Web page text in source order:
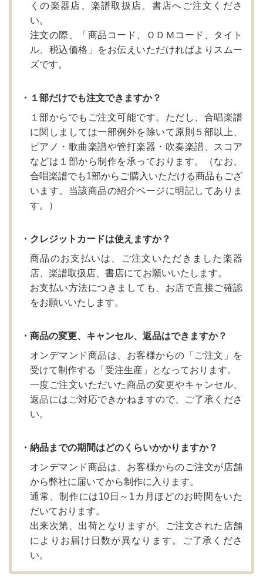
くの楽器店、楽譜取扱店、書店へご注文くださ
い。
注文の際、「商品コード、ＯＤＭコード、タイト
ル、税込価格」をお伝えいただければよりスムー
ズです。
・１部だけでも注文できますか？
１部からでもご注文可能です。ただし、合唱楽譜
に関しましては一部例外を除いて原則５部以上、
ピアノ・歌曲楽譜や管打楽器・吹奏楽譜、スコア
などは１部から制作を承っております。（なお、
合唱楽譜でも1部からご購入いただける商品もござ
います。当該商品の紹介ページに明記してありま
す。）
・クレジットカードは使えますか？
商品のお支払いは、ご注文いただきました楽器
店、楽譜取扱店、書店にてお願いいたします。
お支払い方法につきましても、お店で直接ご確認
をお願いいたします。
・商品の変更、キャンセル、返品はできますか？
オンデマンド商品は、お客様からの「ご注文」を
受けて制作する「受注生産」となっております。
一度ご注文いただいた商品の変更やキャンセル、
返品にはご対応できかねますので、ご了承くださ
い。
・納品までの期間はどのくらいかかりますか？
オンデマンド商品は、お客様からのご注文が店舗
から弊社に届いてから制作に入ります。
通常、制作には10日～1カ月ほどのお時間をいた
だいております。
出来次第、出荷となりますが、ご注文された店舗
によりお届け日数が異なります。ご了承くださ
い。